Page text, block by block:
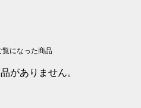
覧になった商品
がありません。